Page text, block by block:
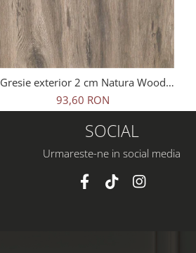
Gresie exterior 2 cm Natura Wood
Oak Outdoor maro, 0.73mp/cut
93,60 RON
SOCIAL
Urmareste-ne in social media